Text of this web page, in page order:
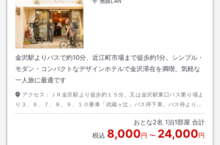
金沢駅よりバスで約10分、近江町市場まで徒歩約1分。シンプル・
モダン・コンパクトなデザインホテルで金沢滞在を満喫。気軽な
一人旅に最適です
アクセス：
ＪＲ金沢駅より徒歩約１５分。又は金沢駅東口バス乗り場よ
り３、６、７、８、９、１０乗車「武蔵ヶ辻」バス停下車。バス停より徒
歩約３分。金沢駅よりタクシーで約８分。北陸自動車道・金沢西ＩＣより
おとな2名 1泊1部屋 合計
税込 8,000円 〜 24,000円